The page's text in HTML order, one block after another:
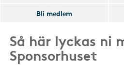
Bli medlem
Så här lyckas ni
Sponsorhuset